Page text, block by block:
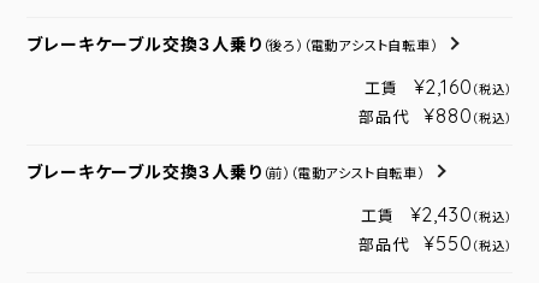
ブレーキケーブル交換３人乗り （後ろ） （電動アシスト自転車）
工賃 ¥2,160 （税込）
部品代 ¥880 （税込）
ブレーキケーブル交換３人乗り （前） （電動アシスト自転車）
工賃 ¥2,430 （税込）
部品代 ¥550 （税込）